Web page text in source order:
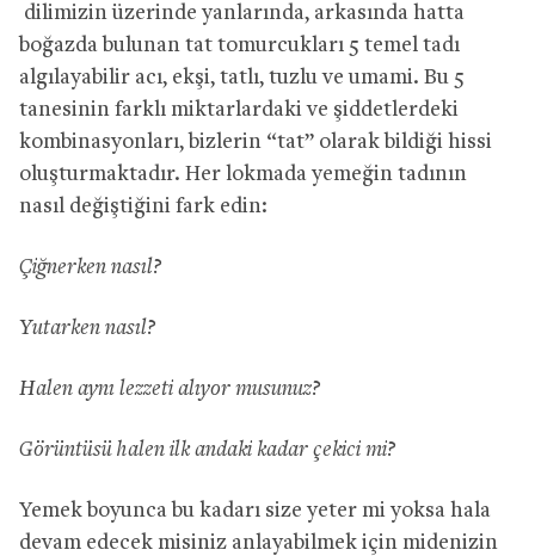
dilimizin üzerinde yanlarında, arkasında hatta
boğazda bulunan tat tomurcukları 5 temel tadı
algılayabilir acı, ekşi, tatlı, tuzlu ve umami. Bu 5
tanesinin farklı miktarlardaki ve şiddetlerdeki
kombinasyonları, bizlerin “tat” olarak bildiği hissi
oluşturmaktadır. Her lokmada yemeğin tadının
nasıl değiştiğini fark edin:
Çiğnerken nasıl?
Yutarken nasıl?
Halen aynı lezzeti alıyor musunuz?
Görüntüsü halen ilk andaki kadar çekici mi?
Yemek boyunca bu kadarı size yeter mi yoksa hala
devam edecek misiniz anlayabilmek için midenizin